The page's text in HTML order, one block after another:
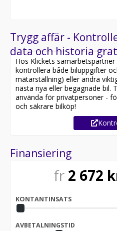
Till denna bil erbjuder vi
- Bilen har en deklarerad
landsvägskörning.
- Bilen har en fordonsskatt
- Senaste godkända
och skall besiktigas igen
- Senaste servicen utfördes
Vid köp ingår 1 mån dock
Trafiksäkerhetsgaranti. Vi
helförsäkring via Trygg-
Vi tar emot din betalning via
Swish. Vi har valt att inte
följd av dess kostnader för
priser på våra bilar.
Trygg affär -
data och historia
Hos Klickets
kontrollera både biluppgifter
mätarställning) eller andra
nästa nya eller begagnade bil.
använda för privatpersoner -
och säkrare bilköp!
Finansiering
fr 2 672
KONTANTINSATS
AVBETALNINGSTID